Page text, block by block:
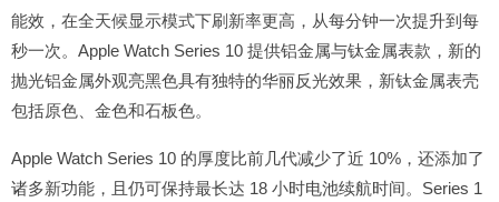
能效，在全天候显示模式下刷新率更高，从每分钟一次提升到每
秒一次。Apple Watch Series 10 提供铝金属与钛金属表款，新的
抛光铝金属外观亮黑色具有独特的华丽反光效果，新钛金属表壳
包括原色、金色和石板色。
Apple Watch Series 10 的厚度比前几代减少了近 10%，还添加了
诸多新功能，且仍可保持最长达 18 小时电池续航时间。Series 1